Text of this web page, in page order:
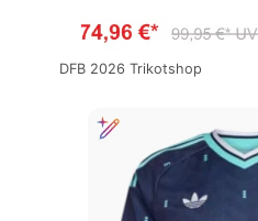
DFB 2026 Trikotshop